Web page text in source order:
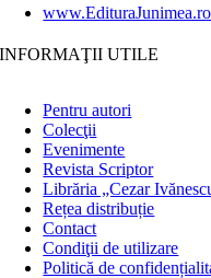
www.EdituraJunimea.ro
INFORMAŢII UTILE
Pentru autori
Colecţii
Evenimente
Revista Scriptor
Librăria „Cezar
Rețea distribuție
Contact
Condiţii de utilizare
Politică de